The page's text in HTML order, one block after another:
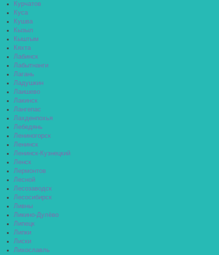
Курчатов
Куса
Кушва
Кызыл
Кыштым
Кяхта
Лабинск
Лабытнанги
Лагань
Ладушкин
Лаишево
Лакинск
Лангепас
Лахденпохья
Лебедянь
Лениногорск
Ленинск
Ленинск-Кузнецкий
Ленск
Лермонтов
Лесной
Лесозаводск
Лесосибирск
Ливны
Ликино-Дулёво
Липецк
Липки
Лиски
Лихославль